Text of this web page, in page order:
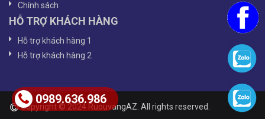
Chính sách
HỖ TRỢ KHÁCH HÀNG
Hỗ trợ khách hàng 1
Hỗ trợ khách hàng 2
Copyright © 2024 RuouvangAZ. All rights reserved.
0989.636.986